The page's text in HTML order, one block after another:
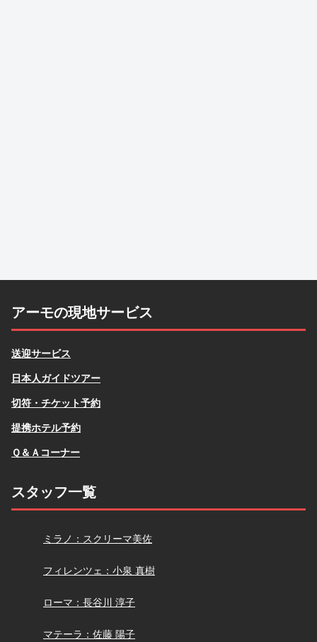
アーモの現地サービス
送迎サービス
日本人ガイドツアー
切符・チケット予約
提携ホテル予約
Ｑ＆Ａコーナー
スタッフ一覧
スクリーマ
ミラノ：スクリーマ美佐
小泉
フィレンツェ：小泉 真樹
長谷川
ローマ：長谷川 淳子
佐藤
マテーラ：佐藤 陽子